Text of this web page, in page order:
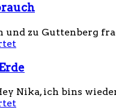
und zu Guttenberg
Nika, ich bins